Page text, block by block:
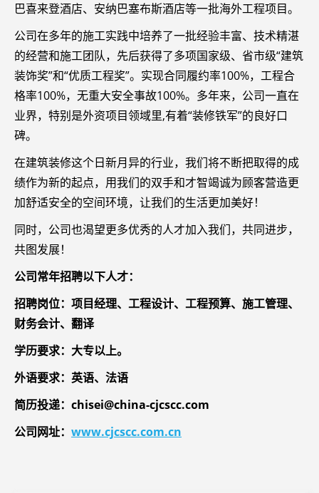
巴喜来登酒店、安纳巴塞布斯酒店等一批海外工程项目。
公司在多年的施工实践中培养了一批经验丰富、技术精湛
的经营和施工团队，先后获得了多项国家级、省市级“建筑
装饰奖”和“优质工程奖”。实现合同履约率100%，工程合
格率100%，无重大安全事故100%。多年来，公司一直在
业界，特别是外资项目领域里,有着“装修铁军”的良好口
碑。
在建筑装修这个日新月异的行业，我们将不断把取得的成
绩作为新的起点，用我们的双手和才智竭诚为顾客营造更
加舒适安全的空间环境，让我们的生活更加美好！
同时，公司也渴望更多优秀的人才加入我们，共同进步，
共图发展！
公司常年招聘以下人才：
招聘岗位：项目经理、工程设计、工程预算、施工管理、
财务会计、翻译
学历要求：大专以上。
外语要求：英语、法语
简历投递：chisei@china-cjcscc.com
公司网址： www.cjcscc.com.cn